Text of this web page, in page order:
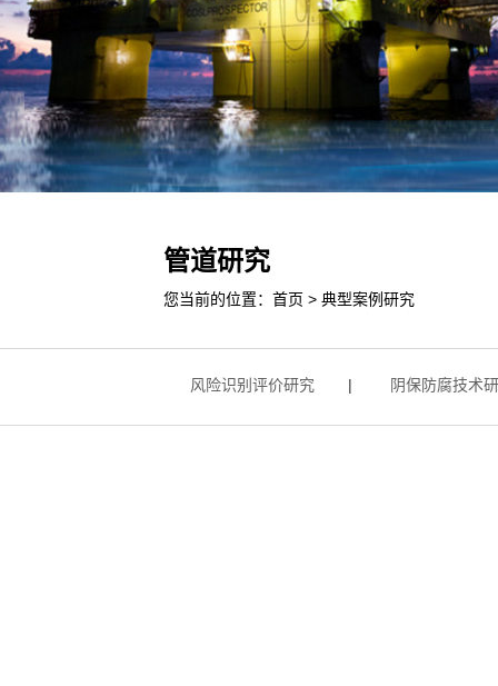
管道研究
您当前的位置： 首页 > 典型案例研究
风险识别评价研究 阴保防腐技术研究